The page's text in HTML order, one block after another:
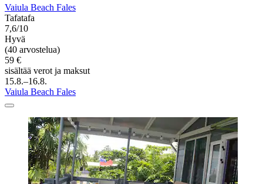
Vaiula Beach Fales
Tafatafa
7,6/10
Hyvä
(40 arvostelua)
59 €
sisältää verot ja maksut
15.8.–16.8.
Vaiula Beach Fales